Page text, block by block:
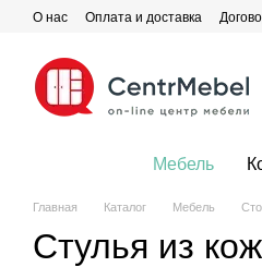
Перейти к основному контенту
О нас Оплата и доставка
Мебель
Главная Каталог Мебель
Стулья из